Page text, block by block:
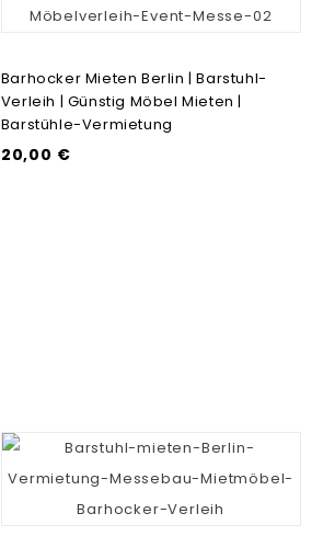
Barhocker Mieten Berlin | Barstuhl-
Verleih | Günstig Möbel Mieten |
Barstühle-Vermietung
20,00 €